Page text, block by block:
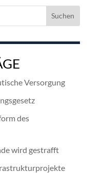
Versorgung
des
wird gestrafft